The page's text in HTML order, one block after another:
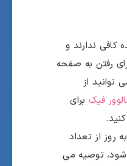
کافی ندارند و
رفتن به صفحه
توانید از
فیک برای
روز از تعداد
شود، توصیه می